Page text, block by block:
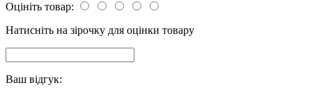
Оцініть товар:
Натисніть на зірочку для оцінки товару
Ваш відгук: